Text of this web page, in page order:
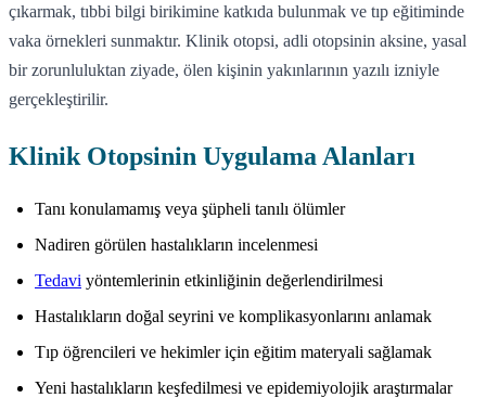
çıkarmak, tıbbi bilgi birikimine katkıda bulunmak ve tıp eğitiminde
vaka örnekleri sunmaktır. Klinik otopsi, adli otopsinin aksine, yasal
bir zorunluluktan ziyade, ölen kişinin yakınlarının yazılı izniyle
gerçekleştirilir.
Klinik Otopsinin Uygulama Alanları
Tanı konulamamış veya şüpheli tanılı ölümler
Nadiren görülen hastalıkların incelenmesi
Tedavi yöntemlerinin etkinliğinin değerlendirilmesi
Hastalıkların doğal seyrini ve komplikasyonlarını anlamak
Tıp öğrencileri ve hekimler için eğitim materyali sağlamak
Yeni hastalıkların keşfedilmesi ve epidemiyolojik araştırmalar